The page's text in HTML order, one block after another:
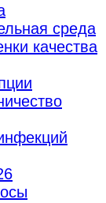
среда
качества